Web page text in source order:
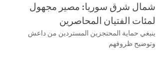
شمال شرق سوريا: مصير مجهول
لمئات الفتيان المحاصرين
ينبغي حماية المحتجزين المستردين من داعش
وتوضيح ظروفهم